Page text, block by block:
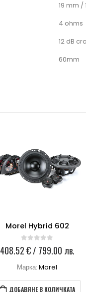
19 mm /
4 ohms
12 dB
60mm
Morel Hybrid 602
0 out of 5
408.52€/ 799.00 лв.
Марка:Morel
ДОБАВЯНЕ В КОЛИЧКАТА